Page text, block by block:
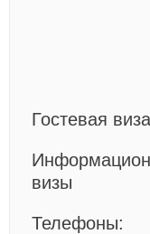
Гостевая виза
визы
Телефоны: